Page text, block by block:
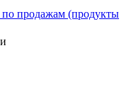
продажам (продукты